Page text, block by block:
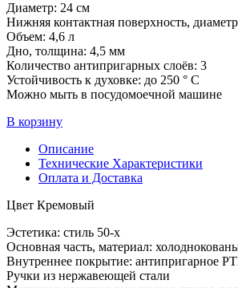
Диаметр: 24 см
Нижняя контактная поверхность,
Объем: 4,6 л
Дно, толщина: 4,5 мм
Количество антипригарных слоёв: 3
Устойчивость к духовке: до 250 ° C
Можно мыть в посудомоечной машине
В корзину
Описание
Технические Характеристики
Оплата и Доставка
Цвет Кремовый
Эстетика: стиль 50-х
Основная часть, материал:
Внутреннее покрытие: антипригарное
Ручки из нержавеющей стали